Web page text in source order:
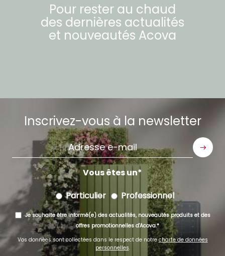
Pour rester au chaud
des dernières actualités
et nouveautés Acova
Inscrivez-vous à la newsletter
Adresse
e-
mail
Vous êtes un
Particulier
Professionnel
Je souhaite être informé(e) des actualités, nouveautés produits et des
offres promotionnelles d'Acova.
Vos données sont collectées dans le respect de notre charte de données
personnelles.